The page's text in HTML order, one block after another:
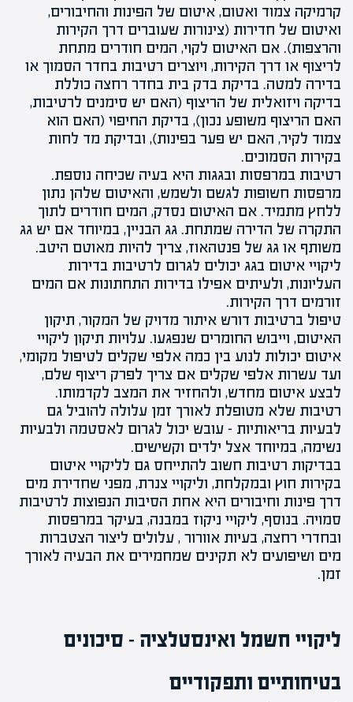
קרמיקה צמוד ואטום, איטום של הפינות והחיבורים,
ואיטום של חדירות (צינורות שעוברים דרך הקירות
והרצפות). אם האיטום לקוי, המים חודרים מתחת
לריצוף או דרך הקירות, ויוצרים רטיבות בחדר הסמוך או
בדירה למטה. בדיקת בדק בית בחדר רחצה כוללת
בדיקה ויזואלית של הריצוף (האם יש סימנים לרטיבות,
האם הריצוף משופע נכון), בדיקת החיפוי (האם הוא
צמוד לקיר, האם יש פער בפינות), ובדיקת מד לחות
בקירות הסמוכים.
רטיבות במרפסות ובגגות היא בעיה שכיחה נוספת.
מרפסות חשופות לגשם ולשמש, והאיטום שלהן נתון
ללחץ מתמיד. אם האיטום נסדק, המים חודרים לתוך
התקרה של הדירה שמתחת. גג הבניין, במיוחד אם יש גג
משותף או גג של פנטהאוז, צריך להיות מאוטם היטב.
ליקויי איטום בגג יכולים לגרום לרטיבות בדירות
העליונות, ולעיתים אפילו בדירות התחתונות אם המים
זורמים דרך הקירות.
טיפול ברטיבות דורש איתור מדויק של המקור, תיקון
האיטום, וייבוש החומרים שנפגעו. עלויות תיקון ליקויי
איטום יכולות לנוע בין כמה אלפי שקלים לטיפול מקומי,
ועד עשרות אלפי שקלים אם צריך לפרק ריצוף שלם,
לבצע איטום מחדש, ולהחזיר את המצב לקדמותו.
רטיבות שלא מטופלת לאורך זמן עלולה להוביל גם
לבעיות בריאותיות – עובש יכול לגרום לאסטמה ולבעיות
נשימה, במיוחד אצל ילדים וקשישים.
בבדיקות רטיבות חשוב להתייחס גם לליקויי איטום
בקירות חוץ ובמקלחת, וליקויי צנרת, מפני שחדירת מים
דרך פינות וחיבורים היא אחת הסיבות הנפוצות לרטיבות
סמויה. בנוסף, ליקויי ניקוז במבנה, בעיקר במרפסות
ובחדרי רחצה, בעיות אוורור , עלולים ליצור הצטברות
מים ושיפועים לא תקינים שמחמירים את הבעיה לאורך
זמן.
ליקויי חשמל ואינסטלציה – סיכונים
בטיחותיים ותפקודיים